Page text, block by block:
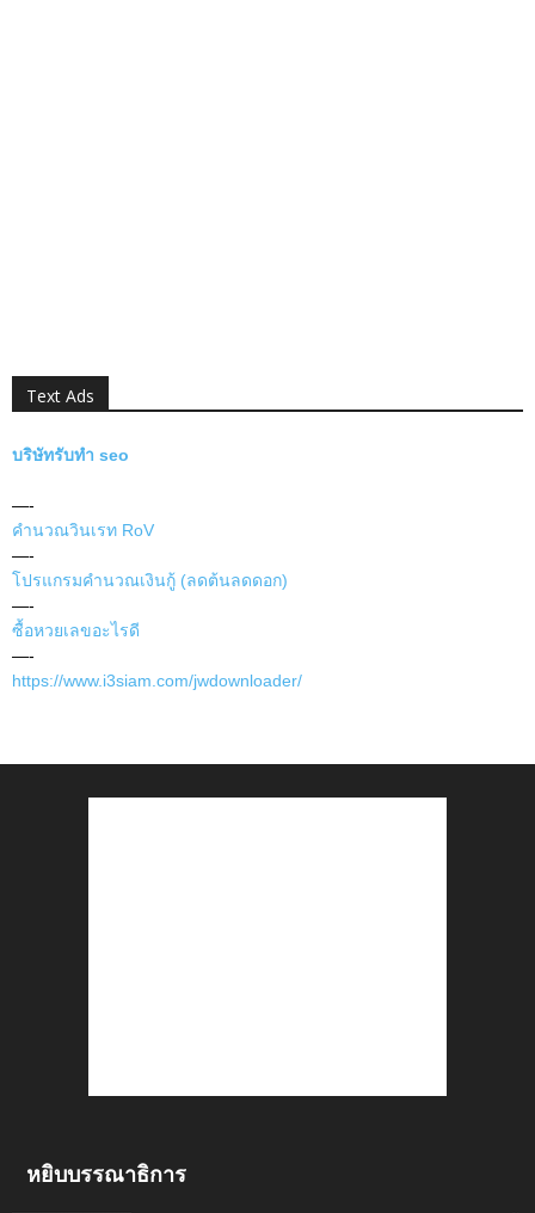
Text Ads
บริษัทรับทำ seo
—-
คำนวณวินเรท RoV
—-
โปรแกรมคำนวณเงินกู้ (ลดต้นลดดอก)
—-
ซื้อหวยเลขอะไรดี
—-
https://www.i3siam.com/jwdownloader/
หยิบบรรณาธิการ